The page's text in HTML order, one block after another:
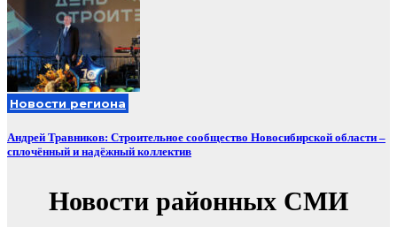
Новости региона
Андрей Травников: Строительное сообщество Новосибирской области –
сплочённый и надёжный коллектив